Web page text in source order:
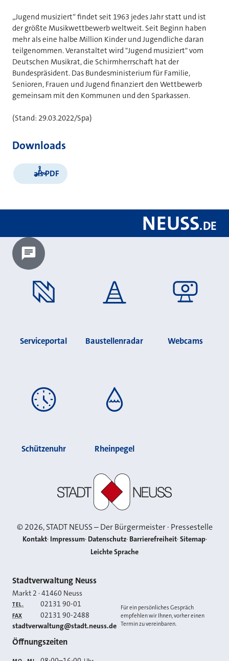
„Jugend musiziert“ findet seit 1963 jedes Jahr statt und ist
der größte Musikwettbewerb weltweit. Seit Beginn haben
mehr als eine halbe Million Kinder und Jugendliche daran
teilgenommen. Veranstaltet wird "Jugend musiziert" vom
Deutschen Musikrat, die Schirmherrschaft hat der
Bundespräsident. Das Bundesministerium für Familie,
Senioren, Frauen und Jugend finanziert den Wettbewerb
gemeinsam mit den Kommunen und den Sparkassen.
(Stand: 29.03.2022/Spa)
Downloads
als PDF
NEUSS.DE
Chatbot laden?
Serviceportal Baustellenradar Webcams
Schützenuhr Rheinpegel
©2026, STADT NEUSS – Der Bürgermeister · Pressestelle
Kontakt Impressum Datenschutz Barrierefreiheit Sitemap
Leichte Sprache
Kontakt
Stadtverwaltung Neuss
Markt 2 ·41460 Neuss
TEL. 02131 90-01
FAX 02131 90-2488
E-MAIL
stadtverwaltung@stadt.neuss.de
Für ein persönliches Gespräch
empfehlen wir Ihnen, vorher einen
Termin zu vereinbaren.
Öffnungszeiten